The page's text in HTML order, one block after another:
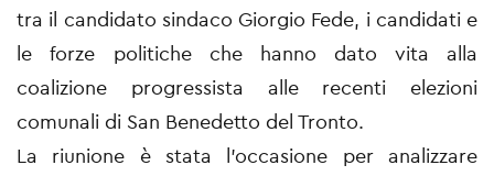
tra il candidato sindaco Giorgio Fede, i candidati e
le forze politiche che hanno dato vita alla
coalizione progressista alle recenti elezioni
comunali di San Benedetto del Tronto.
La riunione è stata l’occasione per analizzare